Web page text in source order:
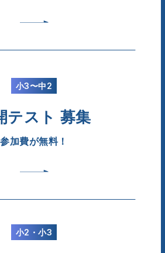
小3〜中2
テスト 募集
参加費が無料！
小2・小3